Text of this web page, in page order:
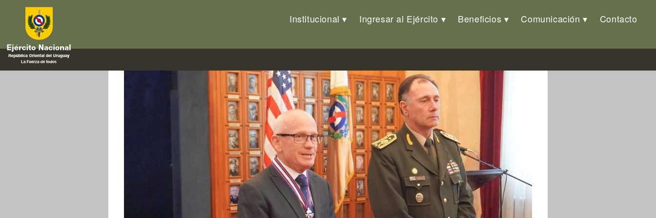
Institucional Ingresar al Ejército Beneficios Comunicación Contacto